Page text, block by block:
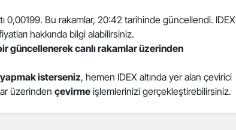
0,00199. Bu rakamlar, 20:42 tarihinde güncellendi. IDEX
hakkında bilgi alabilirsiniz.
güncellenerek canlı rakamlar üzerinden
isterseniz, hemen IDEX altında yer alan çevirici
üzerinden çevirme işlemlerinizi gerçekleştirebilirsiniz.